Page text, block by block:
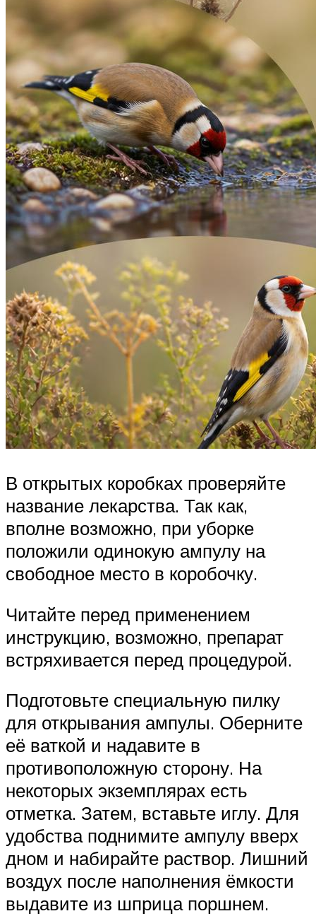
В открытых коробках проверяйте
название лекарства. Так как,
вполне возможно, при уборке
положили одинокую ампулу на
свободное место в коробочку.
Читайте перед применением
инструкцию, возможно, препарат
встряхивается перед процедурой.
Подготовьте специальную пилку
для открывания ампулы. Оберните
её ваткой и надавите в
противоположную сторону. На
некоторых экземплярах есть
отметка. Затем, вставьте иглу. Для
удобства поднимите ампулу вверх
дном и набирайте раствор. Лишний
воздух после наполнения ёмкости
выдавите из шприца поршнем.